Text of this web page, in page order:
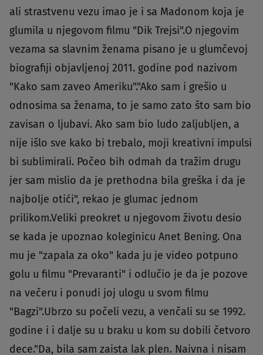
ali strastvenu vezu imao je i sa Madonom koja je
glumila u njegovom filmu "Dik Trejsi".O njegovim
vezama sa slavnim ženama pisano je u glumčevoj
biografiji objavljenoj 2011. godine pod nazivom
"Kako sam zaveo Ameriku"."Ako sam i grešio u
odnosima sa ženama, to je samo zato što sam bio
zavisan o ljubavi. Ako sam bio ludo zaljubljen, a
nije išlo sve kako bi trebalo, moji kreativni impulsi
bi sublimirali. Počeo bih odmah da tražim drugu
jer sam mislio da je prethodna bila greška i da je
najbolje otići", rekao je glumac jednom
prilikom.Veliki preokret u njegovom životu desio
se kada je upoznao koleginicu Anet Bening. Ona
mu je "zapala za oko" kada ju je video potpuno
golu u filmu "Prevaranti" i odlučio je da je pozove
na večeru i ponudi joj ulogu u svom filmu
"Bagzi".Ubrzo su počeli vezu, a venčali su se 1992.
godine i i dalje su u braku u kom su dobili četvoro
dece."Da, bila sam zaista lak plen. Naivna i nisam